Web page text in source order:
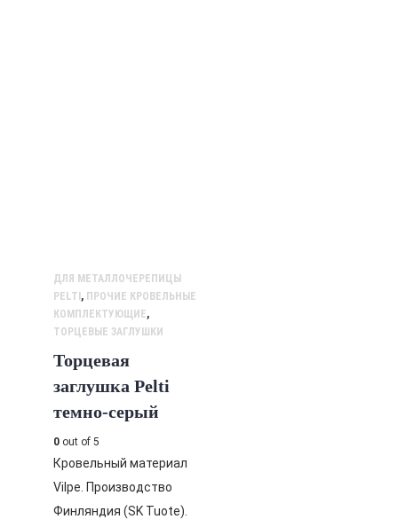
ДЛЯ МЕТАЛЛОЧЕРЕПИЦЫ
PELTI , ПРОЧИЕ КРОВЕЛЬНЫЕ
КОМПЛЕКТУЮЩИЕ,
ТОРЦЕВЫЕ ЗАГЛУШКИ
Торцевая
заглушка Pelti
темно-серый
0 out of 5
Кровельный материал
Vilpe. Производство
Финляндия (SK Tuote).